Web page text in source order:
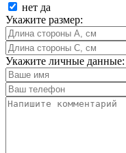
нет да
Укажите размер:
Укажите личные данные: